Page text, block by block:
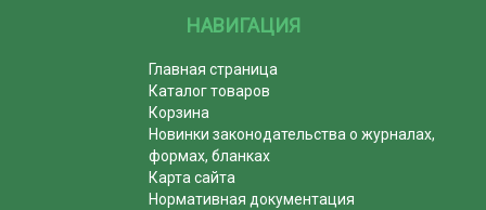
НАВИГАЦИЯ
Главная страница
Каталог товаров
Корзина
Новинки законодательства о журналах,
формах, бланках
Карта сайта
Нормативная документация